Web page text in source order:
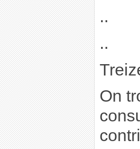
..
..
On